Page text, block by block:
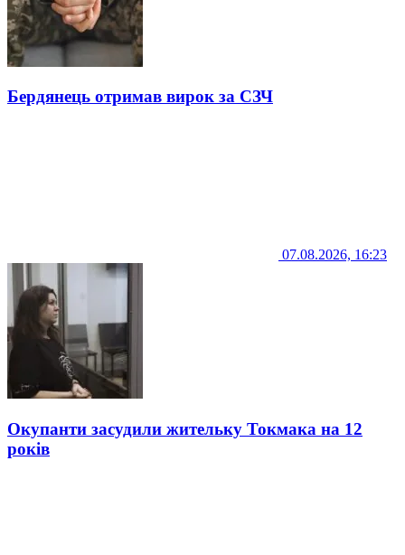
Бердянець отримав вирок за СЗЧ
07.08.2026, 16:23
Окупанти засудили жительку Токмака на 12
років